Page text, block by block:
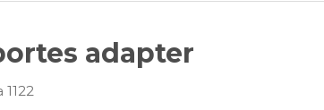
adapter